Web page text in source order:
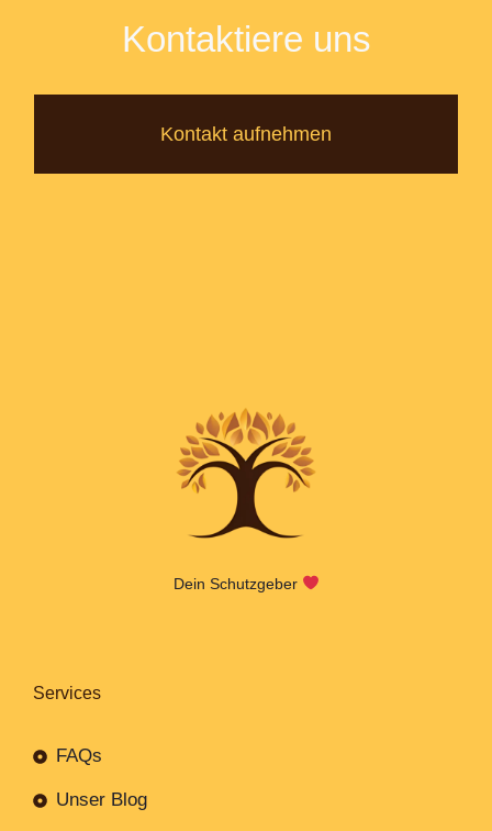
Kontaktiere uns
Kontakt aufnehmen
Dein Schutzgeber
Services
FAQs
Unser Blog